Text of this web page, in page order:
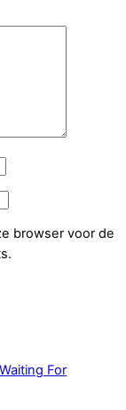
browser voor de